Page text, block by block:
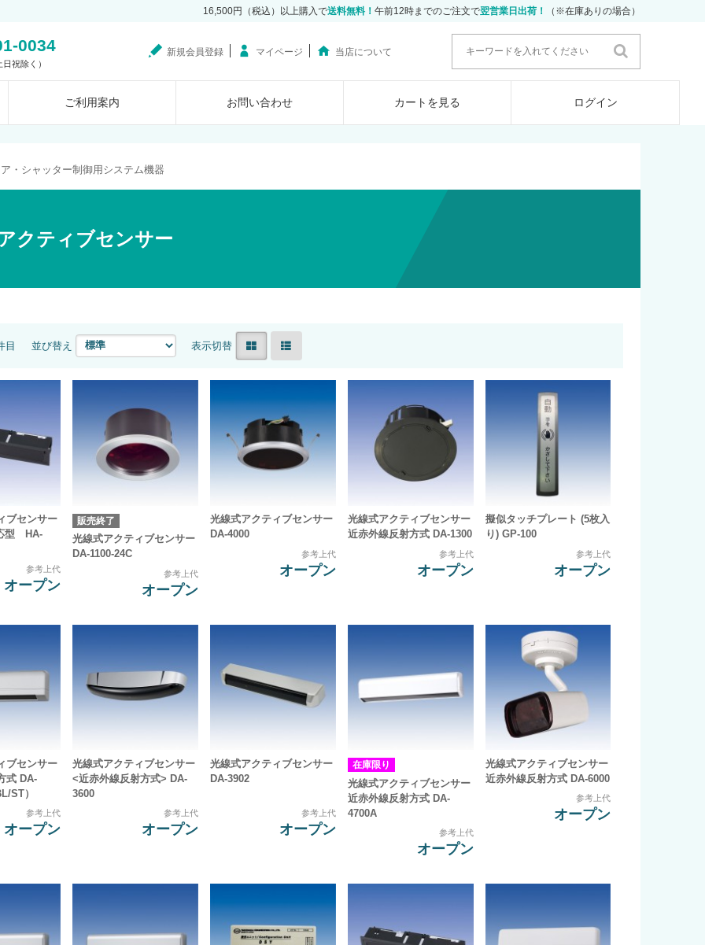
16,500円（税込）以上購入で送料無料！ 午前12時までのご注文で翌営業日出荷！ （※在庫ありの場合）
0034
祝除く）
新規会員登録 マイページ 当店について
ご利用案内 お問い合わせ カートを見る ログイン
・シャッター制御用システム機器
クティブセンサー
目 並び替え 表示切替
ブセンサー
型 HA-
参考上代
オープン
販売終了
光線式アクティブセンサー
DA-1100-24C
参考上代
オープン
光線式アクティブセンサー
DA-4000
参考上代
オープン
光線式アクティブセンサー
近赤外線反射方式 DA-1300
参考上代
オープン
擬似タッチプレート (5枚入
り) GP-100
参考上代
オープン
ブセンサー
式 DA-
ST）
参考上代
オープン
光線式アクティブセンサー
<近赤外線反射方式> DA-
3600
参考上代
オープン
光線式アクティブセンサー
DA-3902
参考上代
オープン
在庫限り
光線式アクティブセンサー
近赤外線反射方式 DA-
4700A
参考上代
オープン
光線式アクティブセンサー
近赤外線反射方式 DA-6000
参考上代
オープン